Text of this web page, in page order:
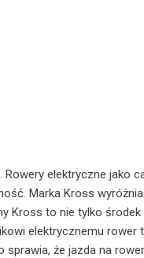
elektryczne jako
Marka Kross
Kross to nie tylko środek
elektrycznemu rower
sprawia, że jazda na